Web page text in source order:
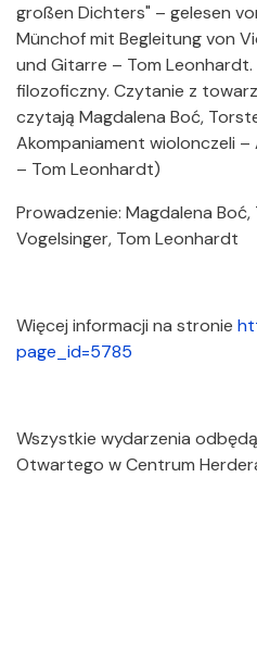
großen Dichters" – gelesen
Münchof mit Begleitung von
und Gitarre – Tom Leonhardt.
filozoficzny. Czytanie z
czytają Magdalena Boć,
Akompaniament wiolonczeli
– Tom Leonhardt)
Prowadzenie: Magdalena
Vogelsinger, Tom Leonhardt
Więcej informacji na stronie
page_id=5785
Wszystkie wydarzenia
Otwartego w Centrum